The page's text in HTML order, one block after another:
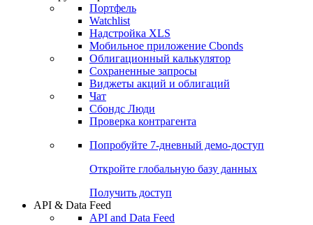
Откройте глобальную базу данных
Получить доступ
Инструментарий
Портфель
Watchlist
Надстройка XLS
Мобильное приложение Cbonds
Облигационный калькулятор
Сохраненные запросы
Чат
Проверка контрагента
Попробуйте7-дневный
Откройте глобальную базу данных